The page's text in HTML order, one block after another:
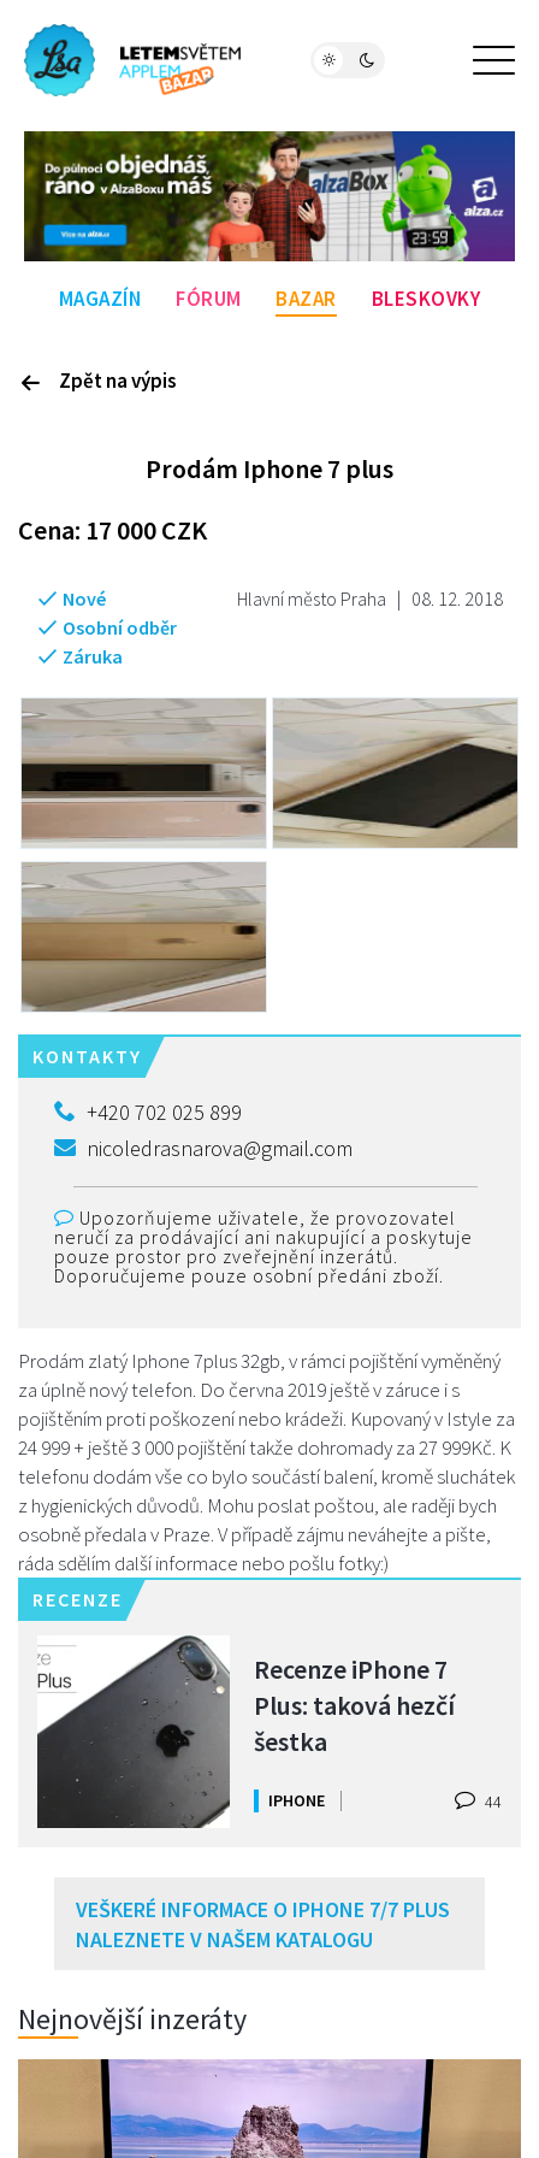
MAGAZÍN FÓRUM BAZAR BLESKOVKY
Zpět na výpis
Prodám Iphone 7 plus
Cena: 17 000CZK
Hlavní město Praha | 08. 12. 2018
Nové
Osobní odběr
Záruka
KONTAKTY
+420 702 025 899
nicoledrasnarova@gmail.com
Upozorňujeme uživatele, že provozovatel
neručí za prodávající ani nakupující a poskytuje
pouze prostor pro zveřejnění inzerátů.
Doporučujeme pouze osobní předáni zboží.
Prodám zlatý Iphone 7plus 32gb, v rámci pojištění vyměněný
za úplně nový telefon. Do června 2019 ještě v záruce i s
pojištěním proti poškození nebo krádeži. Kupovaný v Istyle za
24 999 + ještě 3 000 pojištění takže dohromady za 27 999Kč. K
telefonu dodám vše co bylo součástí balení, kromě sluchátek
z hygienických důvodů. Mohu poslat poštou, ale raději bych
osobně předala v Praze. V případě zájmu neváhejte a pište,
ráda sdělím další informace nebo pošlu fotky:)
RECENZE
Recenze iPhone 7
Plus: taková hezčí
šestka
IPHONE 44
VEŠKERÉ INFORMACE O IPHONE 7/7 PLUS
NALEZNETE V NAŠEM KATALOGU
Nejnovější inzeráty